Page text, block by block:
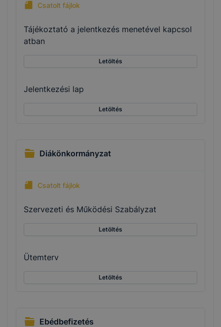
Csatolt fájlok
Tájékoztató a jelentkezés menetével kapcsol
atban
Letöltés
Jelentkezési lap
Letöltés
Diákönkormányzat
Csatolt fájlok
Szervezeti és Működési Szabályzat
Letöltés
Ütemterv
Letöltés
Ebédbefizetés